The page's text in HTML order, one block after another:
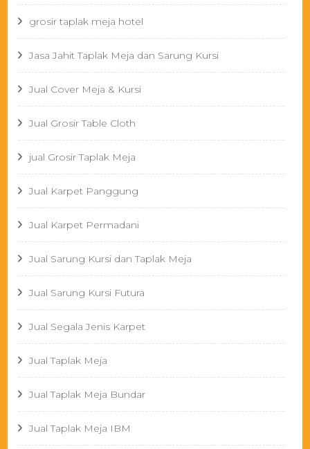
grosir taplak meja hotel
Jasa Jahit Taplak Meja dan Sarung Kursi
Jual Cover Meja & Kursi
Jual Grosir Table Cloth
jual Grosir Taplak Meja
Jual Karpet Panggung
Jual Karpet Permadani
Jual Sarung Kursi dan Taplak Meja
Jual Sarung Kursi Futura
Jual Segala Jenis Karpet
Jual Taplak Meja
Jual Taplak Meja Bundar
Jual Taplak Meja IBM